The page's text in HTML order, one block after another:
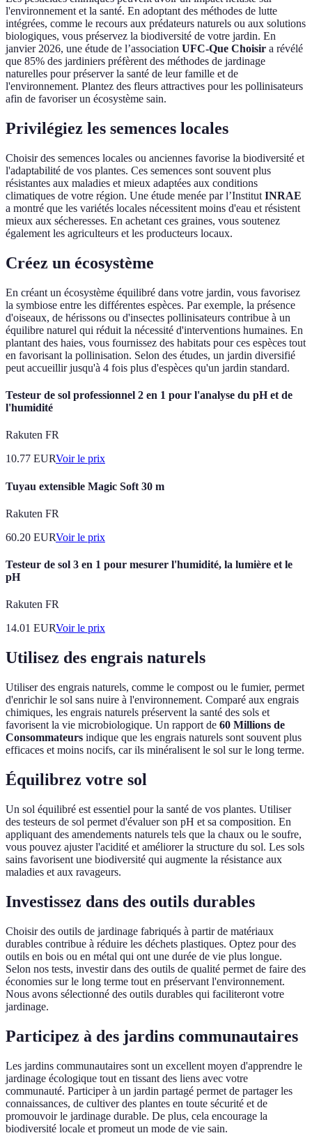
l'environnement et la santé. En adoptant des méthodes de lutte
intégrées, comme le recours aux prédateurs naturels ou aux solutions
biologiques, vous préservez la biodiversité de votre jardin. En
janvier 2026, une étude de l’association UFC-Que Choisir a révélé
que 85% des jardiniers préfèrent des méthodes de jardinage
naturelles pour préserver la santé de leur famille et de
l'environnement. Plantez des fleurs attractives pour les pollinisateurs
afin de favoriser un écosystème sain.
Privilégiez les semences locales
Choisir des semences locales ou anciennes favorise la biodiversité et
l'adaptabilité de vos plantes. Ces semences sont souvent plus
résistantes aux maladies et mieux adaptées aux conditions
climatiques de votre région. Une étude menée par l’Institut INRAE
a montré que les variétés locales nécessitent moins d'eau et résistent
mieux aux sécheresses. En achetant ces graines, vous soutenez
également les agriculteurs et les producteurs locaux.
Créez un écosystème
En créant un écosystème équilibré dans votre jardin, vous favorisez
la symbiose entre les différentes espèces. Par exemple, la présence
d'oiseaux, de hérissons ou d'insectes pollinisateurs contribue à un
équilibre naturel qui réduit la nécessité d'interventions humaines. En
plantant des haies, vous fournissez des habitats pour ces espèces tout
en favorisant la pollinisation. Selon des études, un jardin diversifié
peut accueillir jusqu'à 4 fois plus d'espèces qu'un jardin standard.
Testeur de sol professionnel 2 en 1 pour l'analyse du pH et de
l'humidité
Rakuten FR
10.77 EURVoir le prix
Tuyau extensible Magic Soft 30 m
Rakuten FR
60.20 EURVoir le prix
Testeur de sol 3 en 1 pour mesurer l'humidité, la lumière et le
pH
Rakuten FR
14.01 EURVoir le prix
Utilisez des engrais naturels
Utiliser des engrais naturels, comme le compost ou le fumier, permet
d'enrichir le sol sans nuire à l'environnement. Comparé aux engrais
chimiques, les engrais naturels préservent la santé des sols et
favorisent la vie microbiologique. Un rapport de 60 Millions de
Consommateurs indique que les engrais naturels sont souvent plus
efficaces et moins nocifs, car ils minéralisent le sol sur le long terme.
Équilibrez votre sol
Un sol équilibré est essentiel pour la santé de vos plantes. Utiliser
des testeurs de sol permet d'évaluer son pH et sa composition. En
appliquant des amendements naturels tels que la chaux ou le soufre,
vous pouvez ajuster l'acidité et améliorer la structure du sol. Les sols
sains favorisent une biodiversité qui augmente la résistance aux
maladies et aux ravageurs.
Investissez dans des outils durables
Choisir des outils de jardinage fabriqués à partir de matériaux
durables contribue à réduire les déchets plastiques. Optez pour des
outils en bois ou en métal qui ont une durée de vie plus longue.
Selon nos tests, investir dans des outils de qualité permet de faire des
économies sur le long terme tout en préservant l'environnement.
Nous avons sélectionné des outils durables qui faciliteront votre
jardinage.
Participez à des jardins communautaires
Les jardins communautaires sont un excellent moyen d'apprendre le
jardinage écologique tout en tissant des liens avec votre
communauté. Participer à un jardin partagé permet de partager les
connaissances, de cultiver des plantes en toute sécurité et de
promouvoir le jardinage durable. De plus, cela encourage la
biodiversité locale et promeut un mode de vie sain.